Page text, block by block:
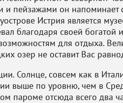
пейзажами он напоминает
Истрия является
благодаря своей
для отдыха.
озер не оставит Вас
Солнце, совсем как в
выше по уровню, чем в
пароме отсюда всего два